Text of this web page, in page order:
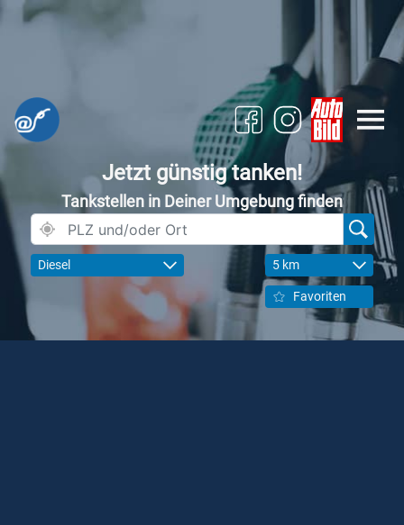
Jetzt günstig tanken!
Tankstellen in Deiner Umgebung finden
Diesel 5 km
Favoriten